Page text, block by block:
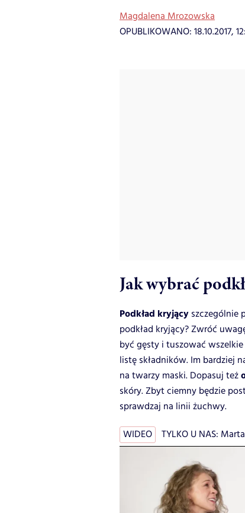
Magdalena Mrozowska
OPUBLIKOWANO: 18.10.2017,
Jak wybrać
Podkład kryjący szczególnie
podkład kryjący? Zwróć
być gęsty i tuszować
listę składników. Im bardziej
na twarzy maski. Dopasuj też
skóry. Zbyt ciemny będzie
sprawdzaj na linii żuchwy.
WIDEO TYLKO U NAS: